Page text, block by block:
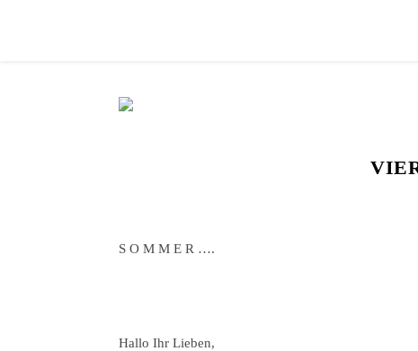
S O M M E R ….
Hallo Ihr Lieben,